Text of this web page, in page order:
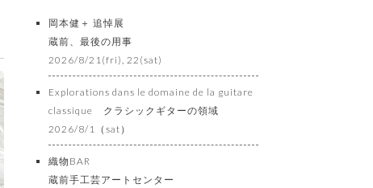
岡本健＋ 追悼展
蔵前、最後の用事
2026/8/21(fri), 22(sat)
Explorations dans le domaine de la guitare
classique クラシックギターの領域
2026/8/1（sat）
織物BAR
蔵前手工芸アートセンター